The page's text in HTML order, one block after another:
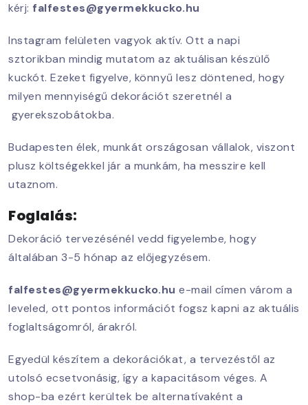
kérj: falfestes@gyermekkucko.hu
Instagram felületen vagyok aktív. Ott a napi
sztorikban mindig mutatom az aktuálisan készülő
kuckót. Ezeket figyelve, könnyű lesz döntened, hogy
milyen mennyiségű dekorációt szeretnél a
gyerekszobátokba.
Budapesten élek, munkát országosan vállalok, viszont
plusz költségekkel jár a munkám, ha messzire kell
utaznom.
Foglalás:
Dekoráció tervezésénél vedd figyelembe, hogy
általában 3-5 hónap az előjegyzésem.
falfestes@gyermekkucko.hu e-mail címen várom a
leveled, ott pontos információt fogsz kapni az aktuális
foglaltságomról, árakról.
Egyedül készítem a dekorációkat, a tervezéstől az
utolsó ecsetvonásig, így a kapacitásom véges. A
shop-ba ezért kerültek be alternatívaként a